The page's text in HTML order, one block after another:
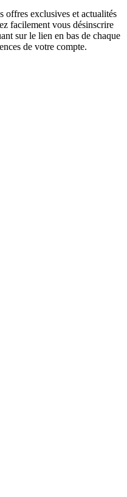
offres exclusives et actualités
facilement vous désinscrire
sur le lien en bas de chaque
de votre compte.